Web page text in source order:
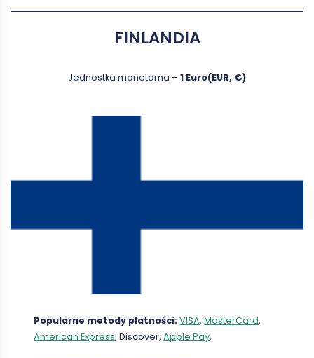
FINLANDIA
Jednostka monetarna – 1 Euro(EUR, €)
Popularne metody płatności:VISA,MasterCard,
American Express, Discover,Apple Pay,